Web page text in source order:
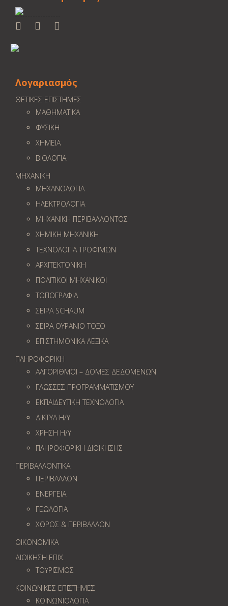
Λογαριασμός
ΘΕΤΙΚΕΣ ΕΠΙΣΤΗΜΕΣ
ΜΑΘΗΜΑΤΙΚΑ
ΦΥΣΙΚΗ
ΧΗΜΕΙΑ
ΒΙΟΛΟΓΙΑ
ΜΗΧΑΝΙΚΗ
ΜΗΧΑΝΟΛΟΓΙΑ
ΗΛΕΚΤΡΟΛΟΓΙΑ
ΜΗΧΑΝΙΚΗ ΠΕΡΙΒΑΛΛΟΝΤΟΣ
ΧΗΜΙΚΗ ΜΗΧΑΝΙΚΗ
ΤΕΧΝΟΛΟΓΙΑ ΤΡΟΦΙΜΩΝ
ΑΡΧΙΤΕΚΤΟΝΙΚΗ
ΠΟΛΙΤΙΚΟΙ ΜΗΧΑΝΙΚΟΙ
ΤΟΠΟΓΡΑΦΙΑ
ΣΕΙΡΑ SCHAUM
ΣΕΙΡΑ ΟΥΡΑΝΙΟ ΤΟΞΟ
ΕΠΙΣΤΗΜΟΝΙΚΑ ΛΕΞΙΚΑ
ΠΛΗΡΟΦΟΡΙΚΗ
ΑΛΓΟΡΙΘΜΟΙ – ΔΟΜΕΣ ΔΕΔΟΜΕΝΩΝ
ΓΛΩΣΣΕΣ ΠΡΟΓΡΑΜΜΑΤΙΣΜΟΥ
ΕΚΠΑΙΔΕΥΤΙΚΗ ΤΕΧΝΟΛΟΓΙΑ
ΔΙΚΤΥΑ Η/Υ
ΧΡΗΣΗ Η/Υ
ΠΛΗΡΟΦΟΡΙΚΗ ΔΙΟΙΚΗΣΗΣ
ΠΕΡΙΒΑΛΛΟΝΤΙΚΑ
ΠΕΡΙΒΑΛΛΟΝ
ΕΝΕΡΓΕΙΑ
ΓΕΩΛOΓΙΑ
ΧΩΡΟΣ & ΠΕΡΙΒΑΛΛΟΝ
ΟΙΚΟΝΟΜΙΚΑ
ΔΙΟΙΚΗΣΗ ΕΠΙΧ.
ΤΟΥΡΙΣΜΟΣ
ΚΟΙΝΩΝΙΚΕΣ ΕΠΙΣΤΗΜΕΣ
ΚΟΙΝΩΝΙΟΛΟΓΙΑ